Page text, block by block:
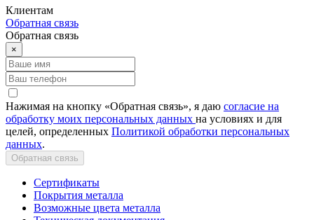
Клиентам
Обратная связь
Обратная связь
×
Нажимая на кнопку «Обратная связь», я даю согласие на
обработку моих персональных данных на условиях и для
целей, определенных Политикой обработки персональных
данных.
Обратная связь
Сертификаты
Покрытия металла
Возможные цвета металла